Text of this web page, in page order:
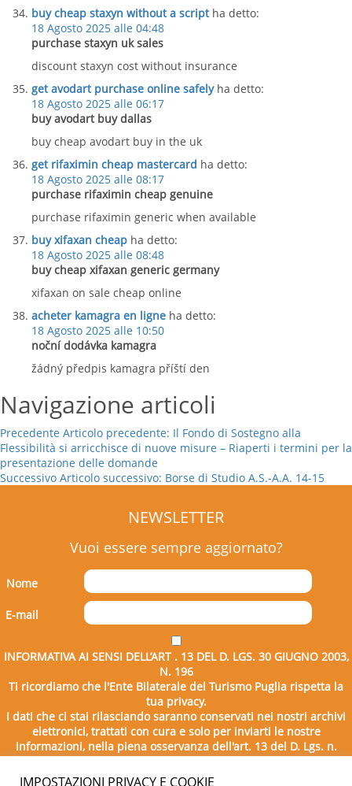
buy cheap staxyn without a script ha detto:
18 Agosto 2025 alle 04:48
purchase staxyn uk sales
discount staxyn cost without insurance
get avodart purchase online safely ha detto:
18 Agosto 2025 alle 06:17
buy avodart buy dallas
buy cheap avodart buy in the uk
get rifaximin cheap mastercard ha detto:
18 Agosto 2025 alle 08:17
purchase rifaximin cheap genuine
purchase rifaximin generic when available
buy xifaxan cheap ha detto:
18 Agosto 2025 alle 08:48
buy cheap xifaxan generic germany
xifaxan on sale cheap online
acheter kamagra en ligne ha detto:
18 Agosto 2025 alle 10:50
noční dodávka kamagra
žádný předpis kamagra příští den
Navigazione articoli
Precedente Articolo precedente: Il Fondo di Sostegno alla
Flessibilità si arricchisce di nuove misure – Riaperti i termini per la
presentazione delle domande
Successivo Articolo successivo: Borse di Studio A.S.-A.A. 14-15
NEWSLETTER
Vuoi essere sempre aggiornato?
Nome
E-mail
INFORMATIVA AI SENSI DELL’ART . 13 DEL D. LGS. 30 GIUGNO 2003,
N. 196
Ti ricordiamo che l'Ente Bilaterale del Turismo Puglia rispetta la
tua privacy.
I dati che ci stai rilasciando saranno conservati nei nostri archivi
elettronici, trattati con cura e solo per inviarti le nostre
informazioni, nella piena osservanza dell'art. 13 del D. Lgs. n.
196/2003.
IMPOSTAZIONI PRIVACY E COOKIE